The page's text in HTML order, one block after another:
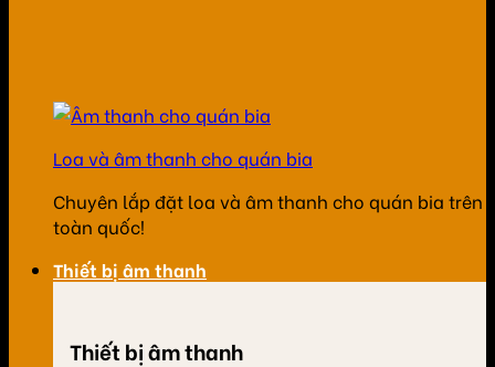
Loa và âm thanh cho quán bia
Chuyên lắp đặt loa và âm thanh cho quán bia trên
toàn quốc!
Thiết bị âm thanh
Thiết bị âm thanh